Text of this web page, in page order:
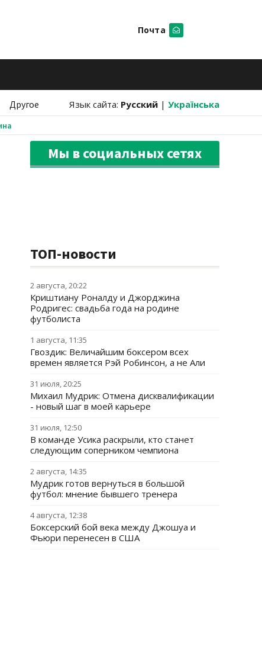
Почта
Другое Язык сайта: Русский | Українська
Мы в социальных сетях
ТОП-новости
2 августа, 20:22
Криштиану Роналду и Джорджина
Родригес: свадьба года на родине
футболиста
1 августа, 11:35
Гвоздик: Величайшим боксером всех
времен является Рэй Робинсон, а не Али
31 июля, 20:25
Михаил Мудрик: Отмена дисквалификации
- новый шаг в моей карьере
31 июля, 12:50
В команде Усика раскрыли, кто станет
следующим соперником чемпиона
2 августа, 14:35
Мудрик готов вернуться в большой
футбол: мнение бывшего тренера
4 августа, 12:38
Боксерский бой века между Джошуа и
Фьюри перенесен в США